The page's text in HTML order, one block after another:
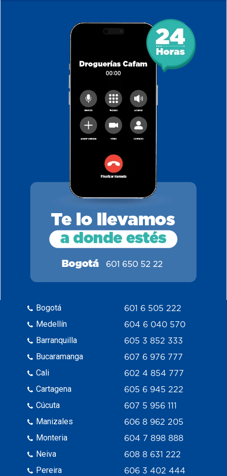
Bogotá
Medellín
Barranquilla
Bucaramanga
Cali
Cartagena
Cúcuta
Manizales
Monteria
Neiva
Pereira
601 6 505 222
604 6 040 570
605 3 852 333
607 6 976 777
602 4 854 777
605 6 945 222
607 5 956 111
606 8 962 205
604 7 898 888
608 8 631 222
606 3 402 444